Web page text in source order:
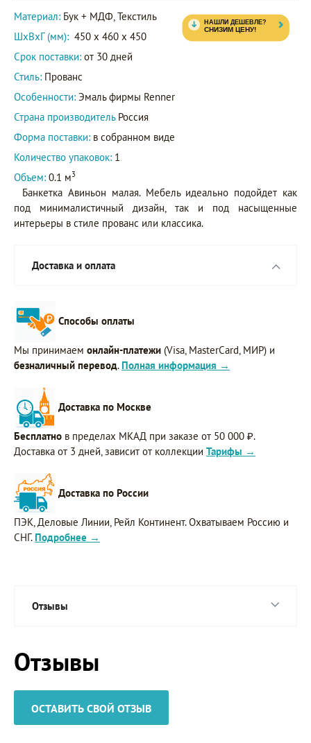
Материал: Бук + МДФ, Текстиль
ШxВxГ (мм): 450 x 460 x 450
Срок поставки: от 30 дней
Стиль: Прованс
Особенности: Эмаль фирмы Renner
Страна производитель Россия
Форма поставки: в собранном виде
Количество упаковок: 1
Объем: 0.1 м3
Банкетка Авиньон малая. Мебель идеально подойдет как
под минималистичный дизайн, так и под насыщенные
интерьеры в стиле прованс или классика.
Доставка и оплата
Способы оплаты
Мы принимаем онлайн-платежи (Visa, MasterCard, МИР) и
безналичный перевод. Полная информация →
Доставка по Москве
Бесплатно в пределах МКАД при заказе от 50 000 ₽.
Доставка от 3 дней, зависит от коллекции Тарифы →
Доставка по России
ПЭК, Деловые Линии, Рейл Континент. Охватываем Россию и
СНГ. Подробнее →
Отзывы
Отзывы
ОСТАВИТЬ СВОЙ ОТЗЫВ